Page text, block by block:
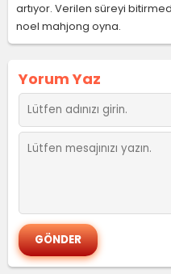
artıyor. Verilen süreyi
noel mahjong oyna.
Yorum Yaz